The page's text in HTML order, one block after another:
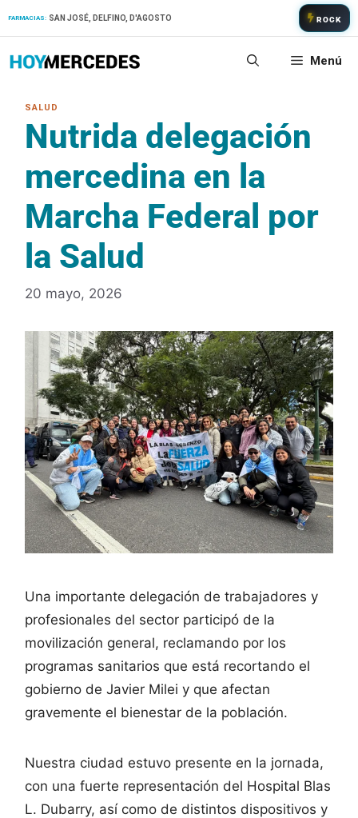
FARMACIAS: SAN JOSÉ, DELFINO, D'AGOSTO ROCK
Menú
Nutrida delegación
mercedina en la
Marcha Federal por
la Salud
20 mayo, 2026
Una importante delegación de trabajadores y
profesionales del sector participó de la
movilización general, reclamando por los
programas sanitarios que está recortando el
gobierno de Javier Milei y que afectan
gravemente el bienestar de la población.
Nuestra ciudad estuvo presente en la jornada,
con una fuerte representación del Hospital Blas
L. Dubarry, así como de distintos dispositivos y